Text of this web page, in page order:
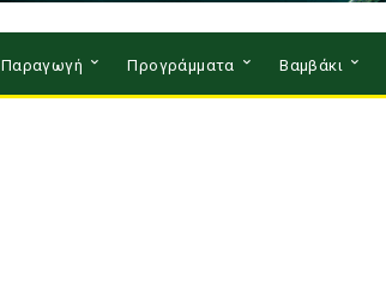
Παραγωγή Προγράμματα Βαμβάκι